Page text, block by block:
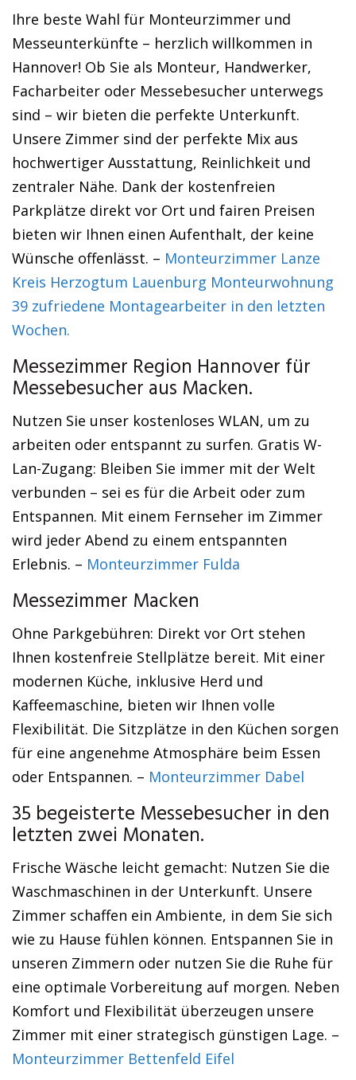
Ihre beste Wahl für Monteurzimmer und
Messeunterkünfte – herzlich willkommen in
Hannover! Ob Sie als Monteur, Handwerker,
Facharbeiter oder Messebesucher unterwegs
sind – wir bieten die perfekte Unterkunft.
Unsere Zimmer sind der perfekte Mix aus
hochwertiger Ausstattung, Reinlichkeit und
zentraler Nähe. Dank der kostenfreien
Parkplätze direkt vor Ort und fairen Preisen
bieten wir Ihnen einen Aufenthalt, der keine
Wünsche offenlässt. – Monteurzimmer Lanze
Kreis Herzogtum Lauenburg Monteurwohnung
39 zufriedene Montagearbeiter in den letzten
Wochen.
Messezimmer Region Hannover für
Messebesucher aus Macken.
Nutzen Sie unser kostenloses WLAN, um zu
arbeiten oder entspannt zu surfen. Gratis W-
Lan-Zugang: Bleiben Sie immer mit der Welt
verbunden – sei es für die Arbeit oder zum
Entspannen. Mit einem Fernseher im Zimmer
wird jeder Abend zu einem entspannten
Erlebnis. – Monteurzimmer Fulda
Messezimmer Macken
Ohne Parkgebühren: Direkt vor Ort stehen
Ihnen kostenfreie Stellplätze bereit. Mit einer
modernen Küche, inklusive Herd und
Kaffeemaschine, bieten wir Ihnen volle
Flexibilität. Die Sitzplätze in den Küchen sorgen
für eine angenehme Atmosphäre beim Essen
oder Entspannen. – Monteurzimmer Dabel
35 begeisterte Messebesucher in den
letzten zwei Monaten.
Frische Wäsche leicht gemacht: Nutzen Sie die
Waschmaschinen in der Unterkunft. Unsere
Zimmer schaffen ein Ambiente, in dem Sie sich
wie zu Hause fühlen können. Entspannen Sie in
unseren Zimmern oder nutzen Sie die Ruhe für
eine optimale Vorbereitung auf morgen. Neben
Komfort und Flexibilität überzeugen unsere
Zimmer mit einer strategisch günstigen Lage. –
Monteurzimmer Bettenfeld Eifel